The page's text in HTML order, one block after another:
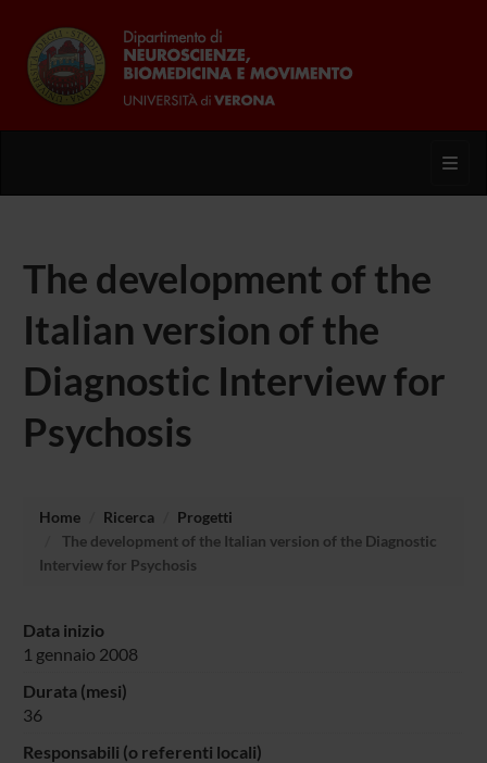
The development of the
Italian version of the
Diagnostic Interview for
Psychosis
Home Ricerca
Progetti
The development of the Italian version of the Diagnostic
Interview for Psychosis
Data inizio
1 gennaio 2008
Durata (mesi)
36
Responsabili (o referenti locali)